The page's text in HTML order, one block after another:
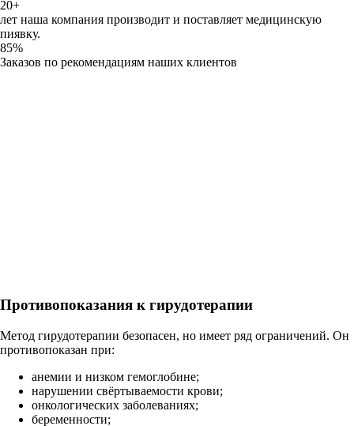
20+
лет наша компания производит и поставляет медицинскую
пиявку.
85%
Заказов по рекомендациям наших клиентов
Противопоказания к гирудотерапии
Метод гирудотерапии безопасен, но имеет ряд ограничений. Он
противопоказан при:
анемии и низком гемоглобине;
нарушении свёртываемости крови;
онкологических заболеваниях;
беременности;